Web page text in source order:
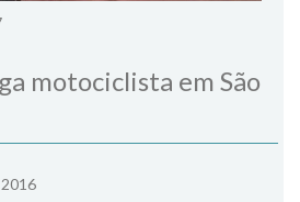
motociclista em São
2016